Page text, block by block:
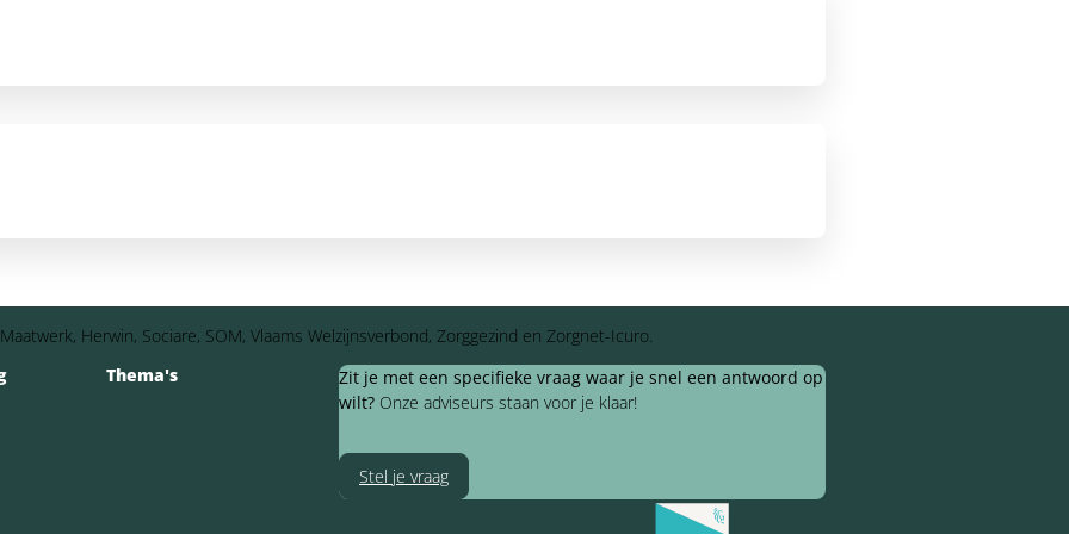
Herwin, Sociare, SOM, Vlaams Welzijnsverbond, Zorggezind en Zorgnet-Icuro.
Thema's
Zit je met een specifieke vraag waar je snel een antwoord op
wilt? Onze adviseurs staan voor je klaar!
Stel je vraag